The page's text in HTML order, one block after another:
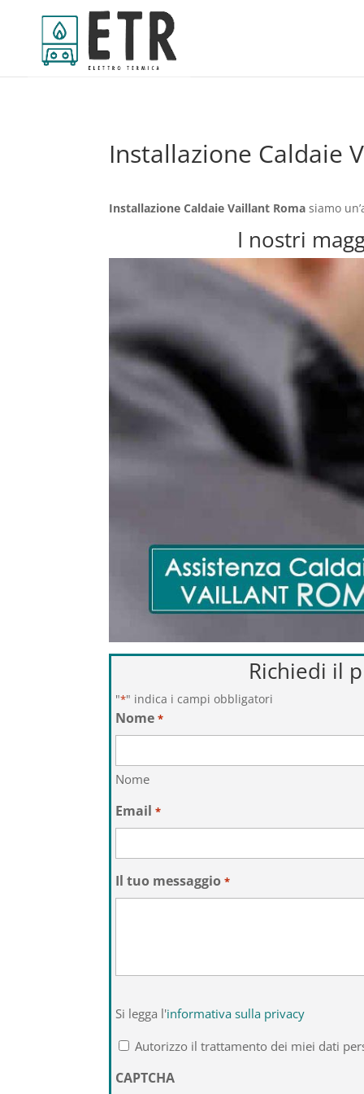
Installazione Caldaie
Installazione Caldaie Vaillant Roma siamo
I nostri
Richiedi il
"*" indica i campi obbligatori
Nome *
Nome
Email *
Il tuo messaggio *
legga
l'informativa
privacy
Si legga l'informativa sulla privacy
Autorizzo il trattamento dei miei dati
CAPTCHA